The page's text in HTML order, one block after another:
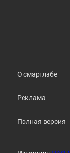
О смартлабе
Реклама
Полная версия